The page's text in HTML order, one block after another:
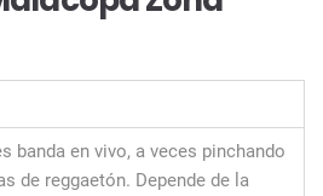
banda en vivo, a veces pinchando
de reggaetón. Depende de la